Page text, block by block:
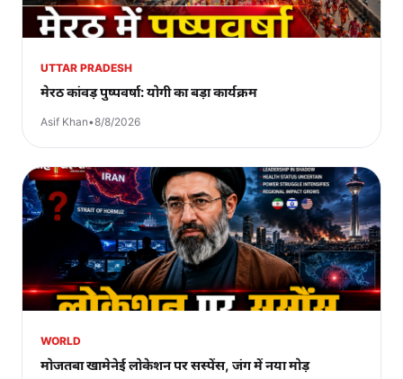
UTTAR PRADESH
मेरठ कांवड़ पुष्पवर्षा: योगी का बड़ा कार्यक्रम
Asif Khan•8/8/2026
WORLD
मोजतबा खामेनेई लोकेशन पर सस्पेंस, जंग में नया मोड़